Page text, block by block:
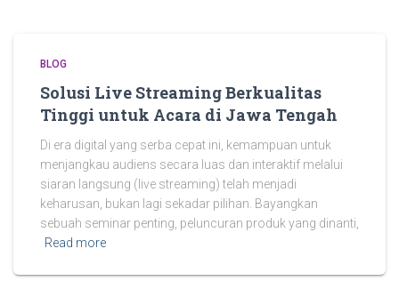
BLOG
Solusi Live Streaming Berkualitas
Tinggi untuk Acara di Jawa Tengah
Di era digital yang serba cepat ini, kemampuan untuk
menjangkau audiens secara luas dan interaktif melalui
siaran langsung (live streaming) telah menjadi
keharusan, bukan lagi sekadar pilihan. Bayangkan
sebuah seminar penting, peluncuran produk yang dinanti,
Read more